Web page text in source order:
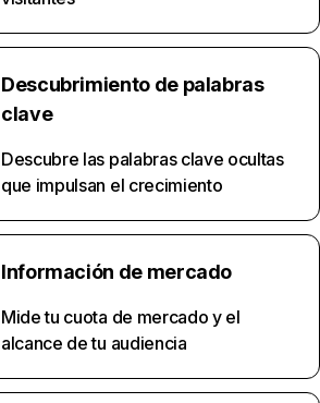
Descubrimiento de palabras
clave
Descubre las palabras clave ocultas
que impulsan el crecimiento
Información de mercado
Mide tu cuota de mercado y el
alcance de tu audiencia